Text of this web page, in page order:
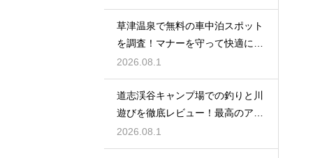
草津温泉で無料の車中泊スポット
を調査！マナーを守って快適に過
ごす方法
2026.08.1
道志渓谷キャンプ場での釣りと川
遊びを徹底レビュー！最高のアク
ティビティ
2026.08.1